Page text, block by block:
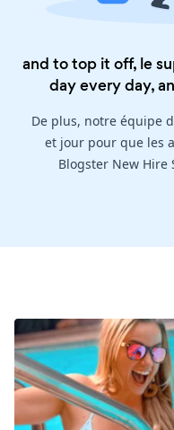
and to top it off, le
day every day,
De plus, notre équipe
et jour pour que les
Blogster New Hire